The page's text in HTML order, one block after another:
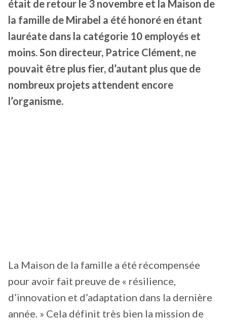
était de retour le 3 novembre et la Maison de
la famille de Mirabel a été honoré en étant
lauréate dans la catégorie 10 employés et
moins. Son directeur, Patrice Clément, ne
pouvait être plus fier, d’autant plus que de
nombreux projets attendent encore
l’organisme.
La Maison de la famille a été récompensée
pour avoir fait preuve de « résilience,
d’innovation et d’adaptation dans la dernière
année. » Cela définit très bien la mission de